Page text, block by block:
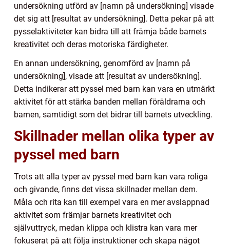
undersökning utförd av [namn på undersökning] visade
det sig att [resultat av undersökning]. Detta pekar på att
pysselaktiviteter kan bidra till att främja både barnets
kreativitet och deras motoriska färdigheter.
En annan undersökning, genomförd av [namn på
undersökning], visade att [resultat av undersökning].
Detta indikerar att pyssel med barn kan vara en utmärkt
aktivitet för att stärka banden mellan föräldrarna och
barnen, samtidigt som det bidrar till barnets utveckling.
Skillnader mellan olika typer av
pyssel med barn
Trots att alla typer av pyssel med barn kan vara roliga
och givande, finns det vissa skillnader mellan dem.
Måla och rita kan till exempel vara en mer avslappnad
aktivitet som främjar barnets kreativitet och
självuttryck, medan klippa och klistra kan vara mer
fokuserat på att följa instruktioner och skapa något